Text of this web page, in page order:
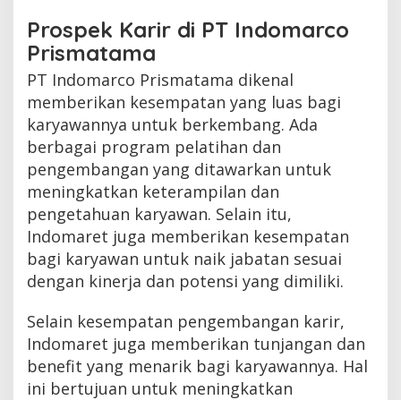
Prospek Karir di PT Indomarco
Prismatama
PT Indomarco Prismatama dikenal
memberikan kesempatan yang luas bagi
karyawannya untuk berkembang. Ada
berbagai program pelatihan dan
pengembangan yang ditawarkan untuk
meningkatkan keterampilan dan
pengetahuan karyawan. Selain itu,
Indomaret juga memberikan kesempatan
bagi karyawan untuk naik jabatan sesuai
dengan kinerja dan potensi yang dimiliki.
Selain kesempatan pengembangan karir,
Indomaret juga memberikan tunjangan dan
benefit yang menarik bagi karyawannya. Hal
ini bertujuan untuk meningkatkan